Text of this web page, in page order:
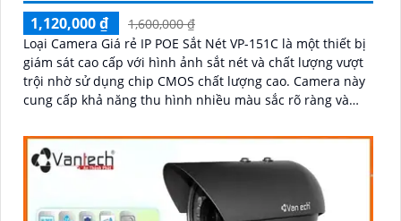
1,120,000 ₫
1,600,000 ₫
Loại Camera Giá rẻ IP POE Sắt Nét VP-151C là một thiết bị
giám sát cao cấp với hình ảnh sắt nét và chất lượng vượt
trội nhờ sử dụng chip CMOS chất lượng cao. Camera này
cung cấp khả năng thu hình nhiều màu sắc rõ ràng và